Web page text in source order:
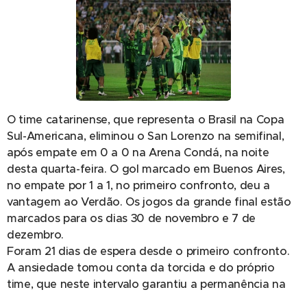
O time catarinense, que representa o Brasil na Copa
Sul-Americana, eliminou o San Lorenzo na semifinal,
após empate em 0 a 0 na Arena Condá, na noite
desta quarta-feira. O gol marcado em Buenos Aires,
no empate por 1 a 1, no primeiro confronto, deu a
vantagem ao Verdão. Os jogos da grande final estão
marcados para os dias 30 de novembro e 7 de
dezembro.
Foram 21 dias de espera desde o primeiro confronto.
A ansiedade tomou conta da torcida e do próprio
time, que neste intervalo garantiu a permanência na